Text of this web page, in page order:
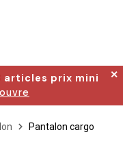
articles prix mini
✕
Pantalon cargo